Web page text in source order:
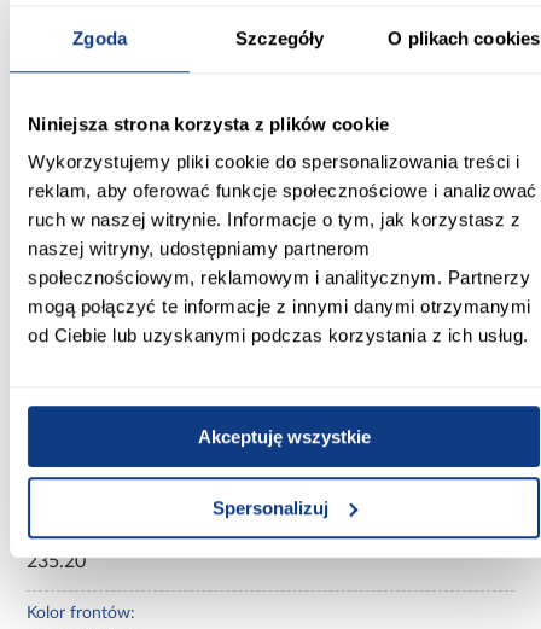
Zgoda Szczegóły O plikach cookies
Niniejsza strona korzysta z plików cookie
Wykorzystujemy pliki cookie do spersonalizowania treści i
reklam, aby oferować funkcje społecznościowe i analizować
ruch w naszej witrynie. Informacje o tym, jak korzystasz z
naszej witryny, udostępniamy partnerom
społecznościowym, reklamowym i analitycznym. Partnerzy
mogą połączyć te informacje z innymi danymi otrzymanymi
od Ciebie lub uzyskanymi podczas korzystania z ich usług.
Akceptuję wszystkie
Spersonalizuj
Informacje Transport Informacje o
Kształt:
proste
Rodzaj drzwi:
przesuwne
Oświetlenie:
Nie
180.00
45.00
Wysokość [cm]:
235.20
Kolor frontów: